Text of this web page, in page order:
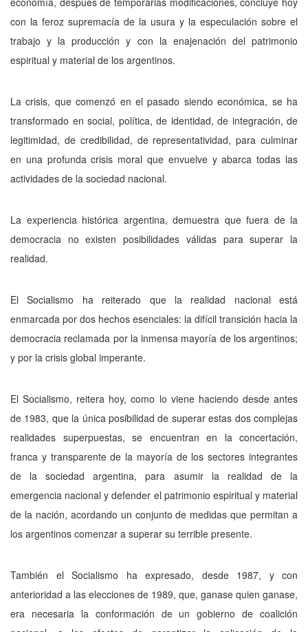
con la feroz supremacía de la usura y la especulación sobre el
trabajo y la producción y con la ena­jenación del patrimonio
espiritual y material de los argentinos.
La crisis, que comenzó en el pasado siendo económica, se ha
transfor­mado en social, política, de identidad, de integración, de
legitimidad, de credibilidad, de representatividad, para culminar
en una profunda crisis moral que envuelve y abarca todas las
actividades de la sociedad nacional.
La experiencia histórica argentina, demuestra que fuera de la
democracia no existen posibilidades válidas para superar la
realidad.
El Socialismo ha reiterado que la realidad nacional está
enmarcada por dos hechos esenciales: la difícil transición hacia la
democracia reclamada por la inmensa mayoría de los argentinos;
y por la crisis global imperante.
El Socialismo, reitera hoy, como lo viene haciendo desde antes
de 1983, que la única posibilidad de superar estas dos complejas
realidades super­puestas, se encuentran en la concertación,
franca y transparente de la mayo­ría de los sectores integrantes
de la sociedad argentina, para asumir la reali­dad de la
emergencia nacional y defender el patrimonio espiritual y mate­rial
de la nación, acordando un conjunto de medidas que permitan a
los ar­gentinos comenzar a superar su terrible presente.
También el Socialismo ha expresado, desde 1987, y con
anterioridad a las elecciones de 1989, que, ganase quien ganase,
era necesaria la confor­mación de un gobierno de coalición